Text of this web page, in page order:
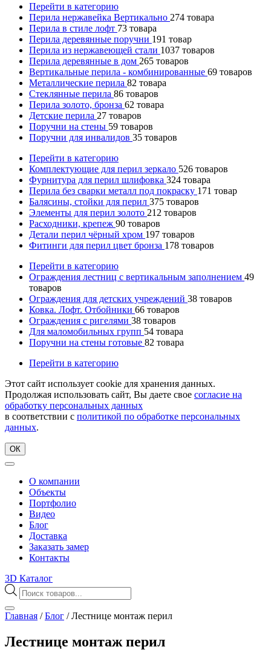
Перейти в категорию
Перила нержавейка Вертикально 274 товара
Перила в стиле лофт 73 товара
Перила деревянные поручни 191 товар
Перила из нержавеющей стали 1037 товаров
Перила деревянные в дом 265 товаров
Вертикальные перила - комбинированные 69 товаров
Металлические перила 82 товара
Стеклянные перила 86 товаров
Перила золото, бронза 62 товара
Детские перила 27 товаров
Поручни на стены 59 товаров
Поручни для инвалидов 35 товаров
Перейти в категорию
Комплектующие для перил зеркало 526 товаров
Фурнитура для перил шлифовка 324 товара
Перила без сварки металл под покраску 171 товар
Балясины, стойки для перил 375 товаров
Элементы для перил золото 212 товаров
Расходники, крепеж 90 товаров
Детали перил чёрный хром 197 товаров
Фитинги для перил цвет бронза 178 товаров
Перейти в категорию
Ограждения лестниц с вертикальным заполнением 49
товаров
Ограждения для детских учреждений 38 товаров
Ковка. Лофт. Отбойники 66 товаров
Ограждения с ригелями 38 товаров
Для маломобильных групп 54 товара
Поручни на стены готовые 82 товара
Перейти в категорию
Этот сайт использует cookie для хранения данных.
Продолжая использовать сайт, Вы даете свое согласие на
обработку персональных данных
в соответствии с политикой по обработке персональных
данных.
ОК
О компании
Объекты
Портфолио
Видео
Блог
Доставка
Заказать замер
Контакты
3D Каталог
Поиск
товаров
Главная /Блог /Лестнице монтаж перил
Лестнице монтаж перил